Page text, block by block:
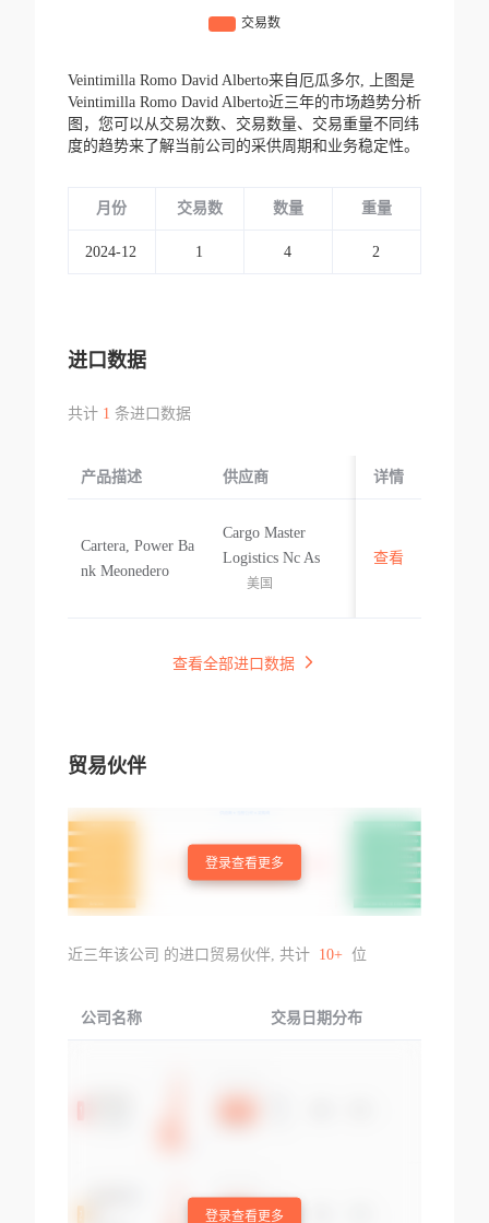
Veintimilla Romo David Alberto来自厄瓜多尔,
上图是
Veintimilla Romo David Alberto近三年的市场趋势分析
图，您可以从交易次数、交易数量、交易重量不同纬
度的趋势来了解当前公司的采供周期和业务稳定性。
月份 交易数 数量 重量
2024-12 1 4 2
进口数据
共计 1 条进口数据
产品描述 供应商 起运国/地区
详情
Cartera, Power Ba
nk Meonedero
Cargo Master
Logistics Nc As
美国
美国
查看
查看全部进口数据
贸易伙伴
登录查看更多
近三年该公司 的进口贸易伙伴, 共计 10+ 位
公司名称 交易日期分布
登录查看更多